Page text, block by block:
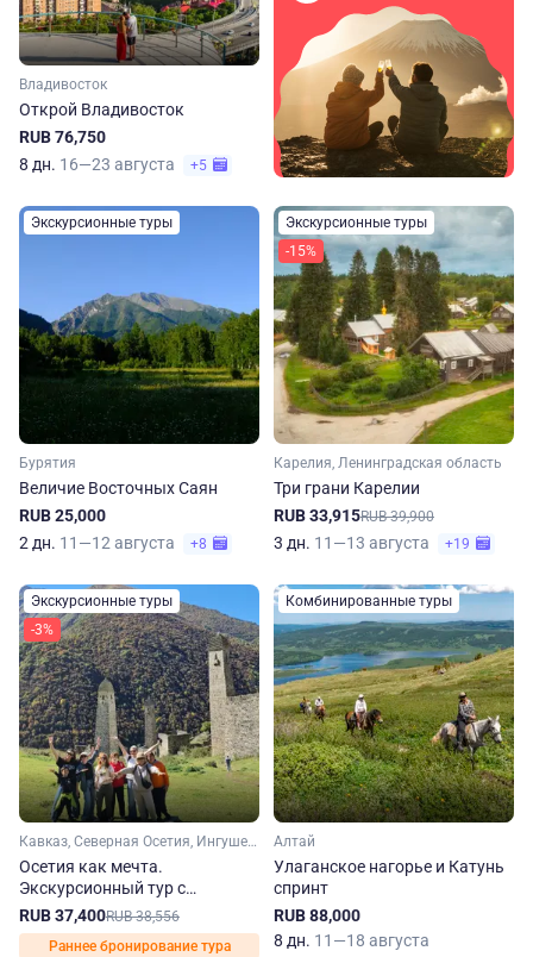
Владивосток
Открой Владивосток
RUB 76,750
8 дн. 16—23 августа +5
Экскурсионные туры
Бурятия
Величие Восточных Саян
RUB 25,000
2 дн. 11—12 августа +8
Экскурсионные туры
-15%
Карелия, Ленинградская область
Три грани Карелии
RUB 33,915RUB 39,900
3 дн. 11—13 августа +19
Экскурсионные туры
-3%
Кавказ, Северная Осетия, Ингушетия
Осетия как мечта.
Экскурсионный тур с
посещением Ингушетии
RUB 37,400RUB 38,556
Раннее бронирование тура
Комбинированные туры
Алтай
Улаганское нагорье и Катунь
спринт
RUB 88,000
8 дн. 11—18 августа